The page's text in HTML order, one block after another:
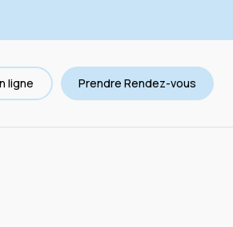
ligne Prendre Rendez-vous